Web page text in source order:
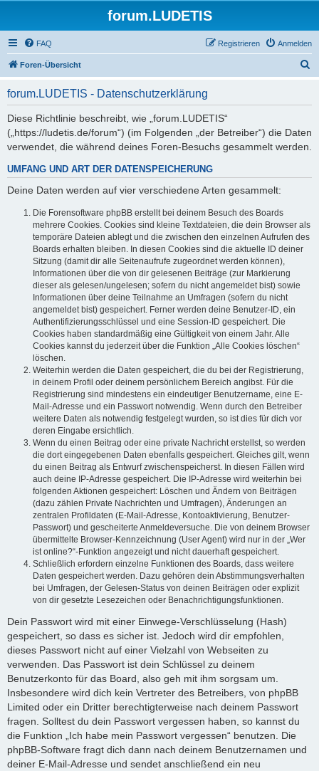
forum.LUDETIS
FAQ Anmelden
Registrieren
Foren-Übersicht
forum.LUDETIS - Datenschutzerklärung
Diese Richtlinie beschreibt, wie „forum.LUDETIS“
(„https://ludetis.de/forum“) (im Folgenden „der Betreiber“) die Daten
verwendet, die während deines Foren-Besuchs gesammelt werden.
UMFANG UND ART DER DATENSPEICHERUNG
Deine Daten werden auf vier verschiedene Arten gesammelt:
Die Forensoftware phpBB erstellt bei deinem Besuch des Boards
mehrere Cookies. Cookies sind kleine Textdateien, die dein Browser als
temporäre Dateien ablegt und die zwischen den einzelnen Aufrufen des
Boards erhalten bleiben. In diesen Cookies sind die aktuelle ID deiner
Sitzung (damit dir alle Seitenaufrufe zugeordnet werden können),
Informationen über die von dir gelesenen Beiträge (zur Markierung
dieser als gelesen/ungelesen; sofern du nicht angemeldet bist) sowie
Informationen über deine Teilnahme an Umfragen (sofern du nicht
angemeldet bist) gespeichert. Ferner werden deine Benutzer-ID, ein
Authentifizierungsschlüssel und eine Session-ID gespeichert. Die
Cookies haben standardmäßig eine Gültigkeit von einem Jahr. Alle
Cookies kannst du jederzeit über die Funktion „Alle Cookies löschen“
löschen.
Weiterhin werden die Daten gespeichert, die du bei der Registrierung,
in deinem Profil oder deinem persönlichem Bereich angibst. Für die
Registrierung sind mindestens ein eindeutiger Benutzername, eine E-
Mail-Adresse und ein Passwort notwendig. Wenn durch den Betreiber
weitere Daten als notwendig festgelegt wurden, so ist dies für dich vor
deren Eingabe ersichtlich.
Wenn du einen Beitrag oder eine private Nachricht erstellst, so werden
die dort eingegebenen Daten ebenfalls gespeichert. Gleiches gilt, wenn
du einen Beitrag als Entwurf zwischenspeicherst. In diesen Fällen wird
auch deine IP-Adresse gespeichert. Die IP-Adresse wird weiterhin bei
folgenden Aktionen gespeichert: Löschen und Ändern von Beiträgen
(dazu zählen Private Nachrichten und Umfragen), Änderungen an
zentralen Profildaten (E-Mail-Adresse, Kontoaktivierung, Benutzer-
Passwort) und gescheiterte Anmeldeversuche. Die von deinem Browser
übermittelte Browser-Kennzeichnung (User Agent) wird nur in der „Wer
ist online?“-Funktion angezeigt und nicht dauerhaft gespeichert.
Schließlich erfordern einzelne Funktionen des Boards, dass weitere
Daten gespeichert werden. Dazu gehören dein Abstimmungsverhalten
bei Umfragen, der Gelesen-Status von deinen Beiträgen oder explizit
von dir gesetzte Lesezeichen oder Benachrichtigungsfunktionen.
Dein Passwort wird mit einer Einwege-Verschlüsselung (Hash)
gespeichert, so dass es sicher ist. Jedoch wird dir empfohlen,
dieses Passwort nicht auf einer Vielzahl von Webseiten zu
verwenden. Das Passwort ist dein Schlüssel zu deinem
Benutzerkonto für das Board, also geh mit ihm sorgsam um.
Insbesondere wird dich kein Vertreter des Betreibers, von phpBB
Limited oder ein Dritter berechtigterweise nach deinem Passwort
fragen. Solltest du dein Passwort vergessen haben, so kannst du
die Funktion „Ich habe mein Passwort vergessen“ benutzen. Die
phpBB-Software fragt dich dann nach deinem Benutzernamen und
deiner E-Mail-Adresse und sendet anschließend ein neu